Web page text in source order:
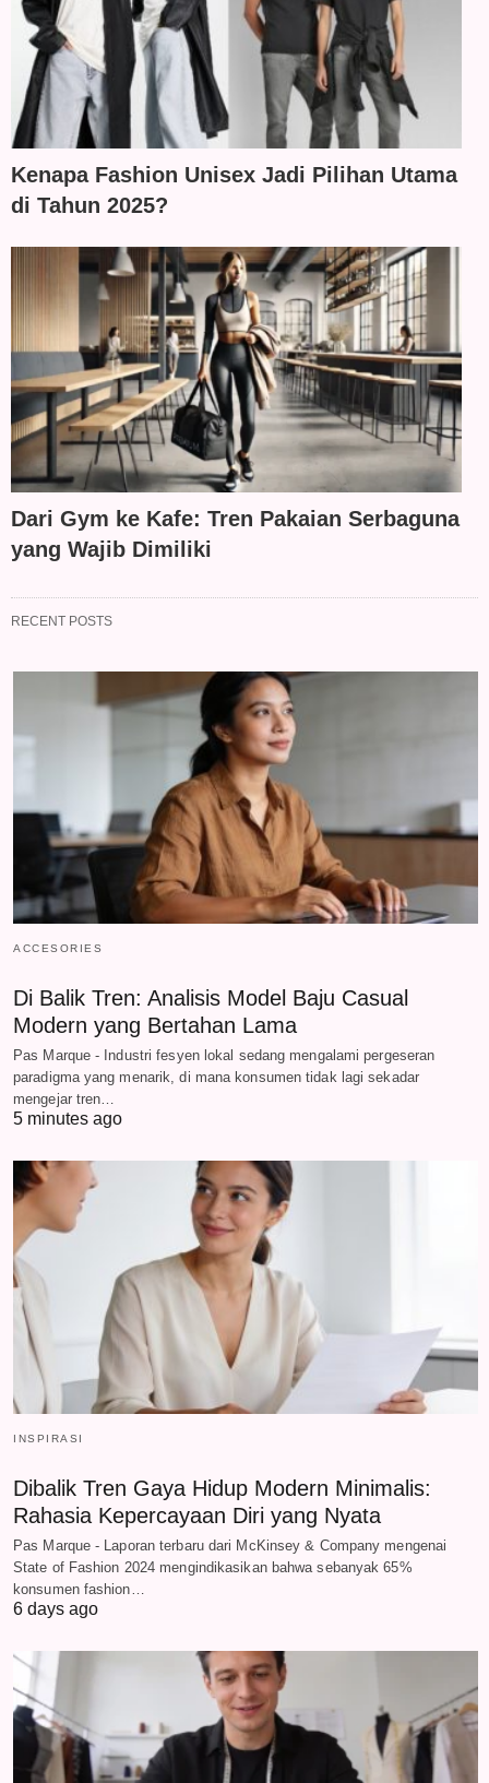
Kenapa Fashion Unisex Jadi Pilihan Utama
di Tahun 2025?
Dari Gym ke Kafe: Tren Pakaian Serbaguna
yang Wajib Dimiliki
RECENT POSTS
ACCESORIES
Di Balik Tren: Analisis Model Baju Casual
Modern yang Bertahan Lama
Pas Marque - Industri fesyen lokal sedang mengalami pergeseran
paradigma yang menarik, di mana konsumen tidak lagi sekadar
mengejar tren…
5 minutes ago
INSPIRASI
Dibalik Tren Gaya Hidup Modern Minimalis:
Rahasia Kepercayaan Diri yang Nyata
Pas Marque - Laporan terbaru dari McKinsey & Company mengenai
State of Fashion 2024 mengindikasikan bahwa sebanyak 65%
konsumen fashion…
6 days ago